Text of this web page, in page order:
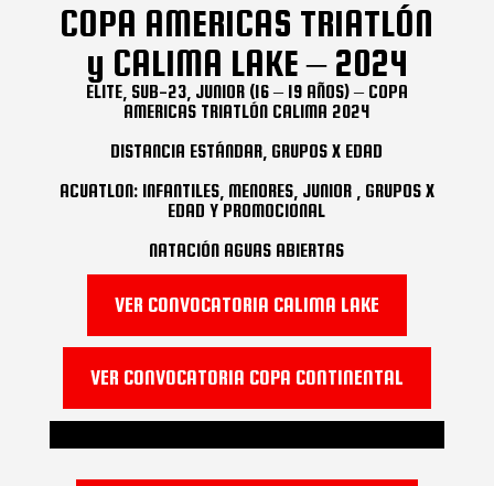
COPA AMERICAS TRIATLÓN
y CALIMA LAKE – 2024
ELITE, SUB-23, JUNIOR (16 – 19 AÑOS) – COPA
AMERICAS TRIATLÓN CALIMA 2024
DISTANCIA ESTÁNDAR, GRUPOS X EDAD
ACUATLON: INFANTILES, MENORES, JUNIOR , GRUPOS X
EDAD Y PROMOCIONAL
NATACIÓN AGUAS ABIERTAS
VER CONVOCATORIA CALIMA LAKE
VER CONVOCATORIA COPA CONTINENTAL